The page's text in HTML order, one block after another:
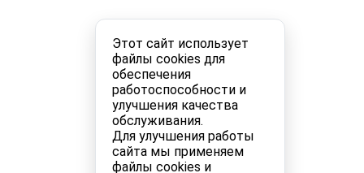
Этот сайт использует
файлы cookies для
обеспечения
работоспособности и
улучшения качества
обслуживания.
Для улучшения работы
сайта мы применяем
файлы cookies и